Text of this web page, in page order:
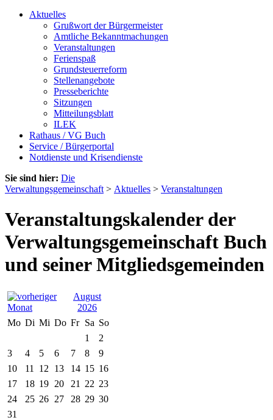
Aktuelles
Grußwort der Bürgermeister
Amtliche Bekanntmachungen
Veranstaltungen
Ferienspaß
Grundsteuerreform
Stellenangebote
Presseberichte
Sitzungen
Mitteilungsblatt
ILEK
Rathaus / VG Buch
Service / Bürgerportal
Notdienste und Krisendienste
Sie sind hier: Die
Verwaltungsgemeinschaft > Aktuelles > Veranstaltungen
Veranstaltungskalender der
Verwaltungsgemeinschaft Buch
und seiner Mitgliedsgemeinden
August
2026
Mo Di Mi Do Fr Sa So
1
2
3
4 5 6 7 8
9
10
11 12 13 14 15 16
17
18 19 20 21 22 23
24
25 26 27 28 29 30
31